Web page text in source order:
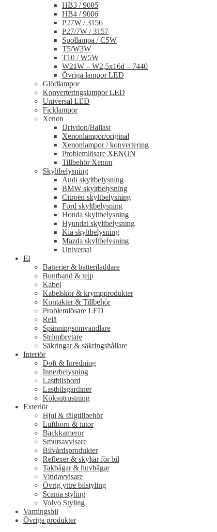
HB3 / 9005
HB4 / 9006
P27W / 3156
P27/7W / 3157
Spollampa / C5W
T5/W3W
T10 / W5W
W21W – W2,5x16d – 7440
Övriga lampor LED
Glödlampor
Konverteringslampor LED
Universal LED
Ficklampor
Xenon
Drivdon/Ballast
Xenonlampor/original
Xenonlampor / konvertering
Problemlösare XENON
Tillbehör Xenon
Skyltbelysning
Audi skyltbelysning
BMW skyltbelysning
Citroën skyltbelysning
Ford skyltbelysning
Honda skyltbelysning
Hyundai skyltbelysning
Kia skyltbelysning
Mazda skyltbelysning
Universal
El
Batterier & batteriladdare
Buntband & tejp
Kabel
Kabelskor & krympprodukter
Kontakter & Tillbehör
Problemlösare LED
Relä
Spänningsomvandlare
Strömbrytare
Säkringar & säkringshållare
Interiör
Doft & Inredning
Innerbelysning
Lastbilsbord
Lastbilsgardiner
Köksutrustning
Exteriör
Hjul & fälgtillbehör
Lufthorn & tutor
Backkameror
Smutsavvisare
Bilvårdsprodukter
Reflexer & skyltar för bil
Takbågar & huvbågar
Vindavvisare
Övrig yttre bilstyling
Scania styling
Volvo Styling
Varningsbil
Övriga produkter